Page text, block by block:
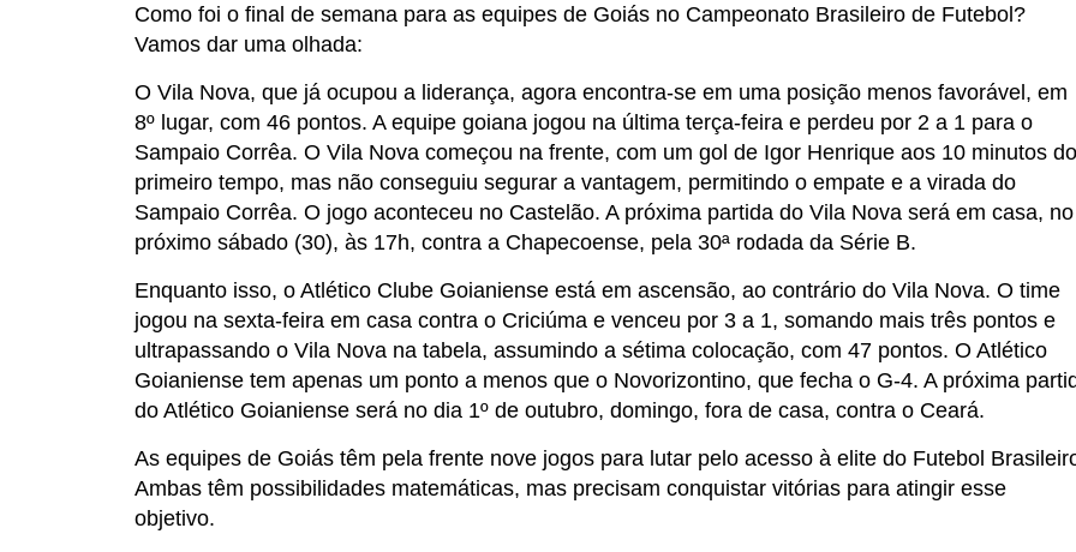
Como foi o final de semana para as equipes de Goiás no Campeonato Brasileiro de Futebol?
Vamos dar uma olhada:
O Vila Nova, que já ocupou a liderança, agora encontra-se em uma posição menos favorável, em
8º lugar, com 46 pontos. A equipe goiana jogou na última terça-feira e perdeu por 2 a 1 para o
Sampaio Corrêa. O Vila Nova começou na frente, com um gol de Igor Henrique aos 10 minutos do
primeiro tempo, mas não conseguiu segurar a vantagem, permitindo o empate e a virada do
Sampaio Corrêa. O jogo aconteceu no Castelão. A próxima partida do Vila Nova será em casa, no
próximo sábado (30), às 17h, contra a Chapecoense, pela 30ª rodada da Série B.
Enquanto isso, o Atlético Clube Goianiense está em ascensão, ao contrário do Vila Nova. O time
jogou na sexta-feira em casa contra o Criciúma e venceu por 3 a 1, somando mais três pontos e
ultrapassando o Vila Nova na tabela, assumindo a sétima colocação, com 47 pontos. O Atlético
Goianiense tem apenas um ponto a menos que o Novorizontino, que fecha o G-4. A próxima
do Atlético Goianiense será no dia 1º de outubro, domingo, fora de casa, contra o Ceará.
As equipes de Goiás têm pela frente nove jogos para lutar pelo acesso à elite do Futebol
Ambas têm possibilidades matemáticas, mas precisam conquistar vitórias para atingir esse
objetivo.